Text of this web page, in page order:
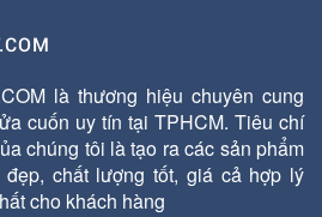
là thương hiệu chuyên cung
cuốn uy tín tại TPHCM. Tiêu chí
chúng tôi là tạo ra các sản phẩm
chất lượng tốt, giá cả hợp lý
cho khách hàng